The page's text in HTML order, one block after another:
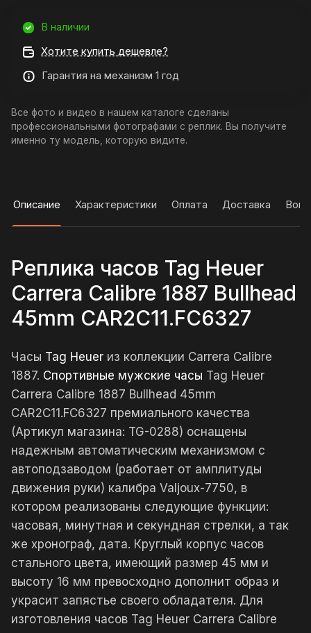
В наличии
Хотите купить дешевле?
Гарантия на механизм 1 год
Все фото и видео в нашем каталоге сделаны
профессиональными фотографами с реплик. Вы получите
именно ту модель, которую видите.
Описание Характеристики Оплата Доставка
Реплика часов Tag Heuer
Carrera Calibre 1887 Bullhead
45mm CAR2C11.FC6327
Часы Tag Heuer из коллекции Carrera Calibre
1887. Спортивные мужские часы Tag Heuer
Carrera Calibre 1887 Bullhead 45mm
CAR2C11.FC6327 премиального качества
(Артикул магазина: TG-0288) оснащены
надежным автоматическим механизмом с
автоподзаводом (работает от амплитуды
движения руки) калибра Valjoux-7750, в
котором реализованы следующие функции:
часовая, минутная и секундная стрелки, а так
же хронограф, дата. Круглый корпус часов
стального цвета, имеющий размер 45 мм и
высоту 16 мм превосходно дополнит образ и
украсит запястье своего обладателя. Для
изготовления часов Tag Heuer Carrera Calibre